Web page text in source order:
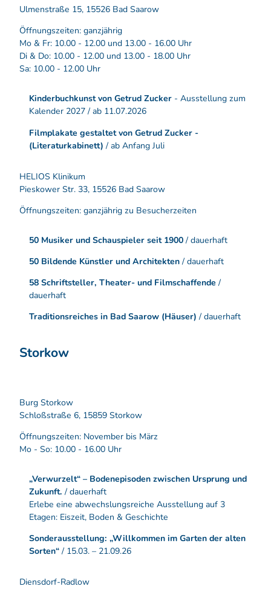
Ulmenstraße 15, 15526 Bad Saarow
Öffnungszeiten: ganzjährig
Mo & Fr: 10.00 - 12.00 und 13.00 - 16.00 Uhr
Di & Do: 10.00 - 12.00 und 13.00 - 18.00 Uhr
Sa: 10.00 - 12.00 Uhr
Kinderbuchkunst von Getrud Zucker - Ausstellung zum
Kalender 2027 / ab 11.07.2026
Filmplakate gestaltet von Getrud Zucker -
(Literaturkabinett) / ab Anfang Juli
HELIOS Klinikum
Pieskower Str. 33, 15526 Bad Saarow
Öffnungszeiten: ganzjährig zu Besucherzeiten
50 Musiker und Schauspieler seit 1900 / dauerhaft
50 Bildende Künstler und Architekten / dauerhaft
58 Schriftsteller, Theater- und Filmschaffende /
dauerhaft
Traditionsreiches in Bad Saarow (Häuser) / dauerhaft
Storkow
Burg Storkow
Schloßstraße 6, 15859 Storkow
Öffnungszeiten: November bis März
Mo - So: 10.00 - 16.00 Uhr
„Verwurzelt“ – Bodenepisoden zwischen Ursprung und
Zukunft. / dauerhaft
Erlebe eine abwechslungsreiche Ausstellung auf 3
Etagen: Eiszeit, Boden & Geschichte
Sonderausstellung: „Willkommen im Garten der alten
Sorten“ / 15.03. – 21.09.26
Diensdorf-Radlow